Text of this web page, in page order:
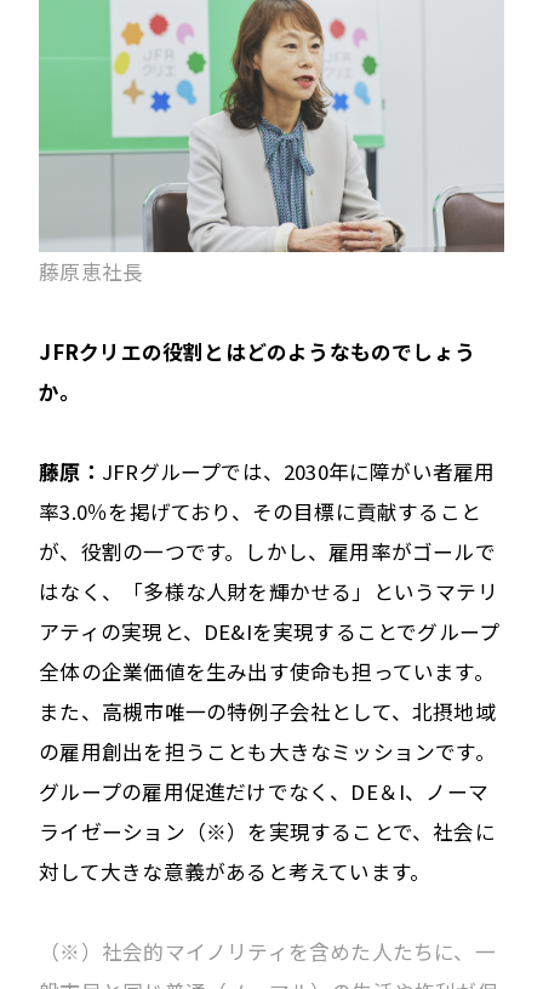
藤原恵社長
――JFRクリエの役割とはどのようなものでしょう
か。
藤原： JFRグループでは、2030年に障がい者雇用
率3.0％を掲げており、その目標に貢献すること
が、役割の一つです。しかし、雇用率がゴールで
はなく、「多様な人財を輝かせる」というマテリ
アティの実現と、DE&Iを実現することでグループ
全体の企業価値を生み出す使命も担っています。
また、高槻市唯一の特例子会社として、北摂地域
の雇用創出を担うことも大きなミッションです。
グループの雇用促進だけでなく、DE＆I、ノーマ
ライゼーション（※）を実現することで、社会に
対して大きな意義があると考えています。
（※）社会的マイノリティを含めた人たちに、一